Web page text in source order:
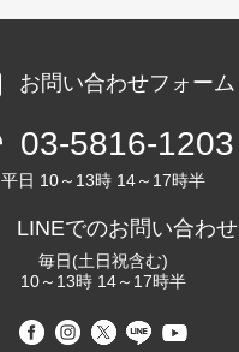
お問い合わせフォーム
03-5816-1203
平日 10～13時 14～17時半
LINEでのお問い合わせ
毎日(土日祝含む)
10～13時 14～17時半